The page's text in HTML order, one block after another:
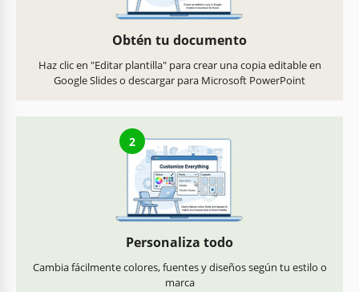
Obtén tu documento
Haz clic en "Editar plantilla" para crear una copia editable en
Google Slides o descargar para Microsoft PowerPoint
2
Personaliza todo
Cambia fácilmente colores, fuentes y diseños según tu estilo o
marca